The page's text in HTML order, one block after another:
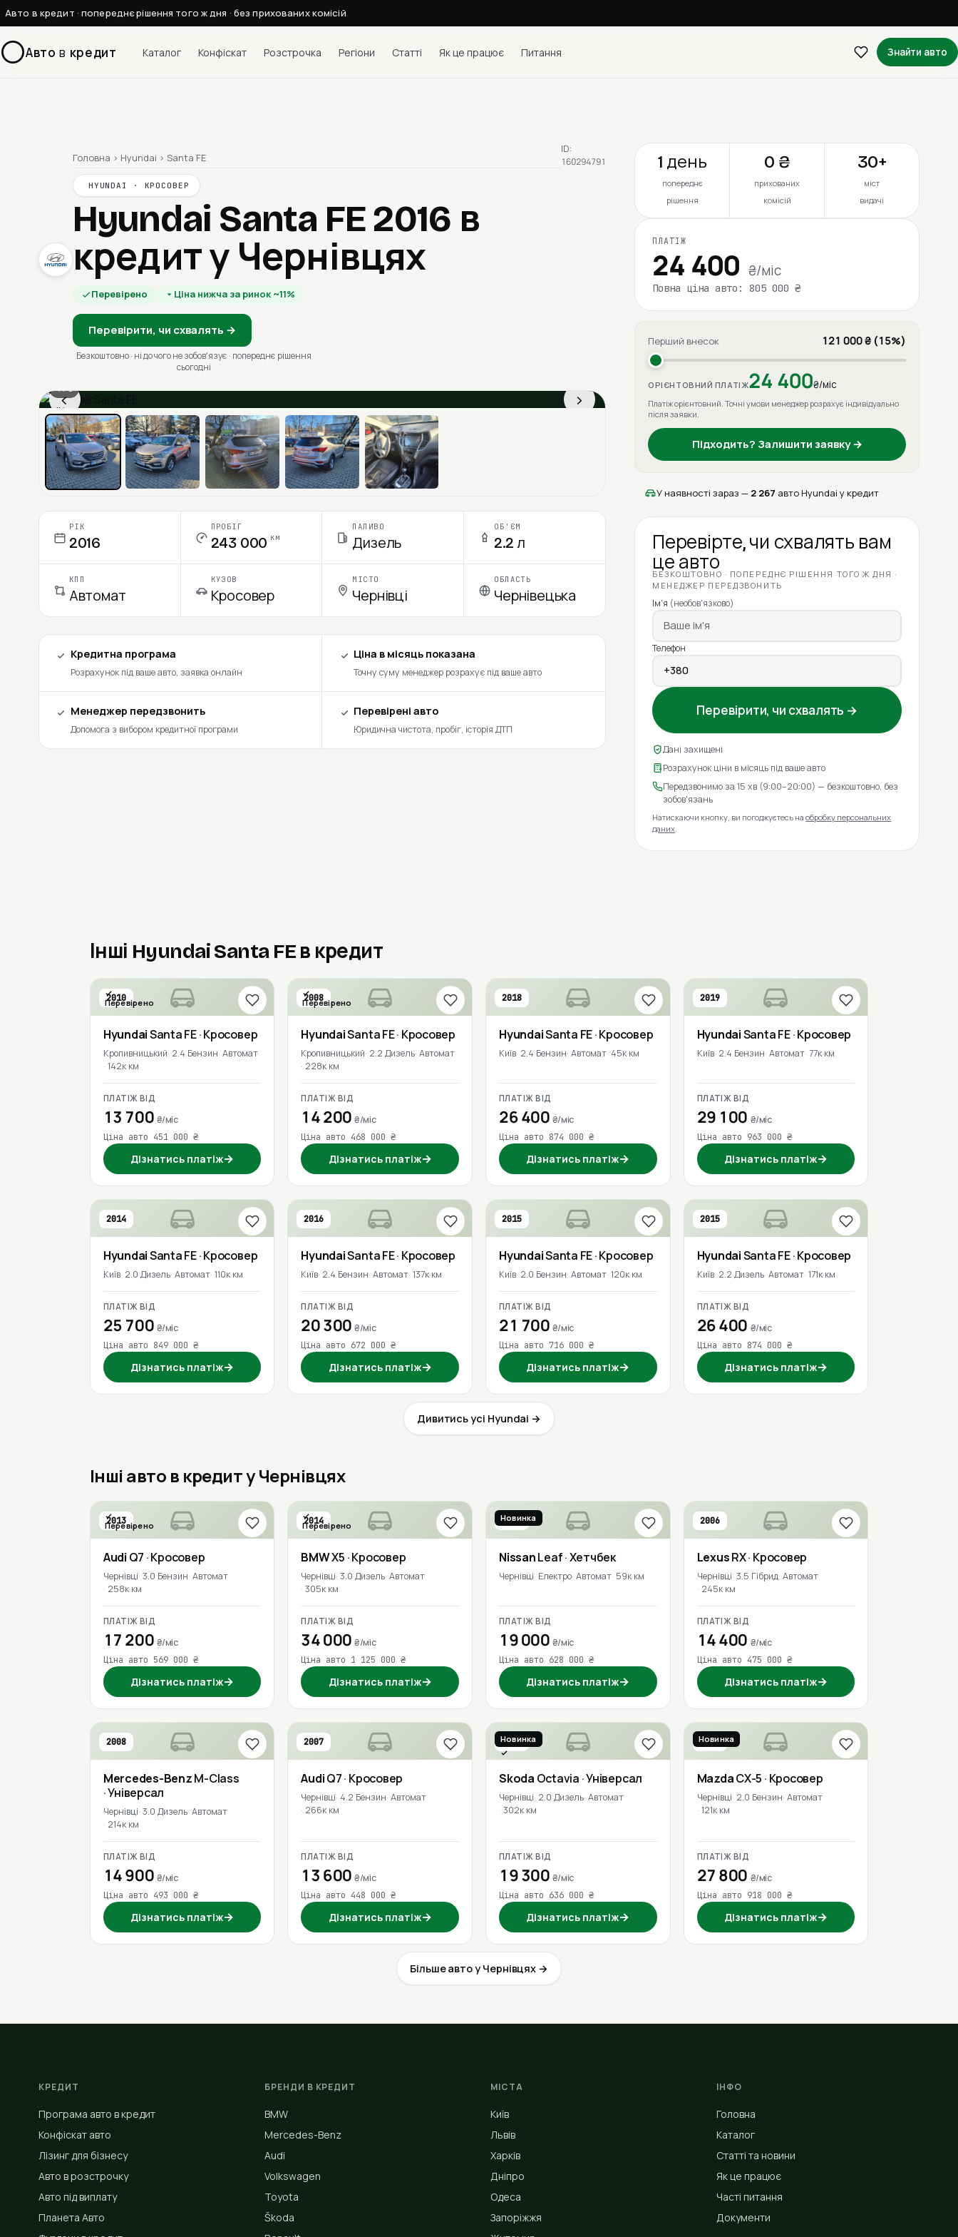
Авто в кредит · попереднє рішення того ж дня · без прихованих комісій
Авто в кредит Каталог Конфіскат Розстрочка Регіони Статті Як це працює Питання Знайти авто
Головна › Hyundai › Santa FE
HYUNDAI · КРОСОВЕР
Hyundai Santa FE 2016 в
кредит у Чернівцях
Перевірено Ціна нижча за ринок ~11%
Перевірити, чи схвалять →
Безкоштовно · ні до чого не зобовʼязує · попереднє рішення
сьогодні
ID:
160294791
‹ ›
1 / 6
Ціна в місяць
РІК
2016
ПРОБІГ
243 000 км
ПАЛИВО
Дизель
ОБ'ЄМ
2.2 л
КПП
Автомат
КУЗОВ
Кросовер
МІСТО
Чернівці
ОБЛАСТЬ
Чернівецька
Кредитна програма
Розрахунок під ваше авто, заявка онлайн
Ціна в місяць показана
Точну суму менеджер розрахує під ваше авто
Менеджер передзвонить
Допомога з вибором кредитної програми
Перевірені авто
Юридична чистота, пробіг, історія ДТП
1 день
попереднє
рішення
0 ₴
прихованих
комісій
30+
міст
видачі
ПЛАТІЖ
24 400 ₴/міс
Повна ціна авто: 805 000 ₴
Перший внесок 121 000 ₴ (15%)
ОРІЄНТОВНИЙ ПЛАТІЖ24 400₴/міс
Платіж орієнтовний. Точні умови менеджер розрахує індивідуально
після заявки.
Підходить? Залишити заявку →
У наявності зараз — 2 267 авто Hyundai у кредит
Перевірте, чи схвалять вам
це авто
БЕЗКОШТОВНО · ПОПЕРЕДНЄ РІШЕННЯ ТОГО Ж ДНЯ ·
МЕНЕДЖЕР ПЕРЕДЗВОНИТЬ
Ім'я (необов'язково)
Телефон
Перевірити, чи схвалять →
Дані захищені
Розрахунок ціни в місяць під ваше авто
Передзвонимо за 15 хв (9:00–20:00) — безкоштовно, без
зобов'язань
Натискаючи кнопку, ви погоджуєтесь наобробку персональних
даних
Інші Hyundai Santa FE в кредит
2010
Перевірено
HyundaiSanta FE· Кросовер
Кропивницький 2.4 Бензин Автомат
142к км
ПЛАТІЖ ВІД
13 700 ₴/міс
Ціна авто 451 000 ₴
Дізнатись платіж→
2008
Перевірено
HyundaiSanta FE· Кросовер
Кропивницький 2.2 Дизель Автомат
228к км
ПЛАТІЖ ВІД
14 200₴/міс
Ціна авто 468 000 ₴
Дізнатись платіж→
2018
HyundaiSanta FE· Кросовер
Київ 2.4 Бензин Автомат 45к км
ПЛАТІЖ ВІД
26 400 ₴/міс
Ціна авто 874 000 ₴
Дізнатись платіж→
2019
HyundaiSanta FE· Кросовер
Київ 2.4 Бензин Автомат 77к км
ПЛАТІЖ ВІД
29 100 ₴/міс
Ціна авто 963 000 ₴
Дізнатись платіж→
2014
HyundaiSanta FE· Кросовер
Київ 2.0 Дизель Автомат 110к км
ПЛАТІЖ ВІД
25 700 ₴/міс
Ціна авто 849 000 ₴
Дізнатись платіж→
2016
HyundaiSanta FE· Кросовер
Київ 2.4 Бензин Автомат 137к км
ПЛАТІЖ ВІД
20 300₴/міс
Ціна авто 672 000 ₴
Дізнатись платіж→
2015
HyundaiSanta FE· Кросовер
Київ 2.0 Бензин Автомат 120к км
ПЛАТІЖ ВІД
21 700 ₴/міс
Ціна авто 716 000 ₴
Дізнатись платіж→
2015
HyundaiSanta FE· Кросовер
Київ 2.2 Дизель Автомат 171к км
ПЛАТІЖ ВІД
26 400 ₴/міс
Ціна авто 874 000 ₴
Дізнатись платіж→
Дивитись усі Hyundai →
Інші авто в кредит у Чернівцях
2013
Перевірено
Audi Q7 · Кросовер
Чернівці 3.0 Бензин Автомат
258к км
ПЛАТІЖ ВІД
17 200 ₴/міс
Ціна авто 569 000 ₴
Дізнатись платіж→
2014
Перевірено
BMWX5 · Кросовер
Чернівці 3.0 Дизель Автомат
305к км
ПЛАТІЖ ВІД
34 000₴/міс
Ціна авто 1 125 000 ₴
Дізнатись платіж→
2018
Новинка
NissanLeaf· Хетчбек
Чернівці Електро Автомат 59к км
ПЛАТІЖ ВІД
19 000 ₴/міс
Ціна авто 628 000 ₴
Дізнатись платіж→
2006
LexusRX· Кросовер
Чернівці 3.5 Гібрид Автомат
245к км
ПЛАТІЖ ВІД
14 400 ₴/міс
Ціна авто 475 000 ₴
Дізнатись платіж→
2008
Mercedes-BenzM-Class
· Універсал
Чернівці 3.0 Дизель Автомат
214к км
ПЛАТІЖ ВІД
14 900 ₴/міс
Ціна авто 493 000 ₴
Дізнатись платіж→
2007
AudiQ7· Кросовер
Чернівці 4.2 Бензин Автомат
266к км
ПЛАТІЖ ВІД
13 600₴/міс
Ціна авто 448 000 ₴
Дізнатись платіж→
2018
Новинка
Перевірено
Skoda Octavia · Універсал
Чернівці 2.0 Дизель Автомат
302к км
ПЛАТІЖ ВІД
19 300 ₴/міс
Ціна авто 636 000 ₴
Дізнатись платіж→
2019
Новинка
MazdaCX-5 · Кросовер
Чернівці 2.0 Бензин Автомат
121к км
ПЛАТІЖ ВІД
27 800 ₴/міс
Ціна авто 918 000 ₴
Дізнатись платіж→
Більше авто у Чернівцях →
КРЕДИТ
Програма авто в кредит
Конфіскат авто
Лізинг для бізнесу
Авто в розстрочку
Авто під виплату
Планета Авто
БРЕНДИ В КРЕДИТ
BMW
Mercedes-Benz
Audi
Volkswagen
Toyota
Škoda
МІСТА
Київ
Львів
Харків
Дніпро
Одеса
Запоріжжя
ІНФО
Головна
Каталог
Статті та новини
Як це працює
Часті питання
Документи